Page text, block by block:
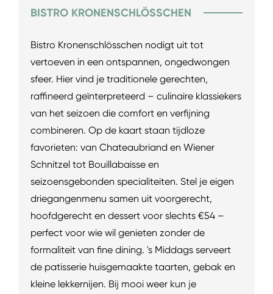
BISTRO KRONENSCHLÖSSCHEN
Bistro Kronenschlösschen nodigt uit tot
vertoeven in een ontspannen, ongedwongen
sfeer. Hier vind je traditionele gerechten,
raffineerd geïnterpreteerd – culinaire klassiekers
van het seizoen die comfort en verfijning
combineren. Op de kaart staan tijdloze
favorieten: van Chateaubriand en Wiener
Schnitzel tot Bouillabaisse en
seizoensgebonden specialiteiten. Stel je eigen
driegangenmenu samen uit voorgerecht,
hoofdgerecht en dessert voor slechts €54 –
perfect voor wie wil genieten zonder de
formaliteit van fine dining. 's Middags serveert
de patisserie huisgemaakte taarten, gebak en
kleine lekkernijen. Bij mooi weer kun je